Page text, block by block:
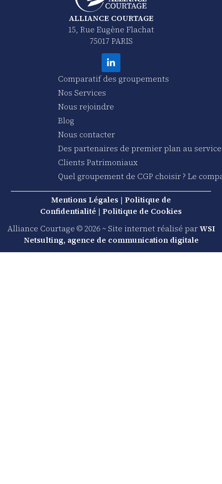
ALLIANCE COURTAGE
15, Rue Eugène Flachat
75017 PARIS
Comparatif des groupements
Nos Services
Nous rejoindre
Blog
Nous contacter
Des partenaires de premier plan au
Clients Patrimoniaux
Quel groupement de CGP choisir ? Le
Mentions Légales | Politique de
Confidentialité | Politique de Cookies
Alliance Courtage © 2026 ~ Site internet réalisé par WSI
Netsulting, agence de communication digitale